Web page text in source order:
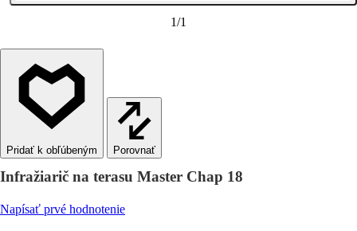
1/1
Porovnať
Infražiarič na terasu Master Chap 18
Napísať prvé hodnotenie